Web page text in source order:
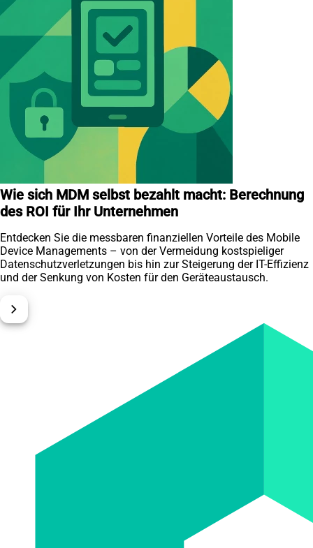
Wie sich MDM selbst bezahlt macht: Berechnung
des ROI für Ihr Unternehmen
Entdecken Sie die messbaren finanziellen Vorteile des Mobile
Device Managements – von der Vermeidung kostspieliger
Datenschutzverletzungen bis hin zur Steigerung der IT-Effizienz
und der Senkung von Kosten für den Geräteaustausch.
chevron_right